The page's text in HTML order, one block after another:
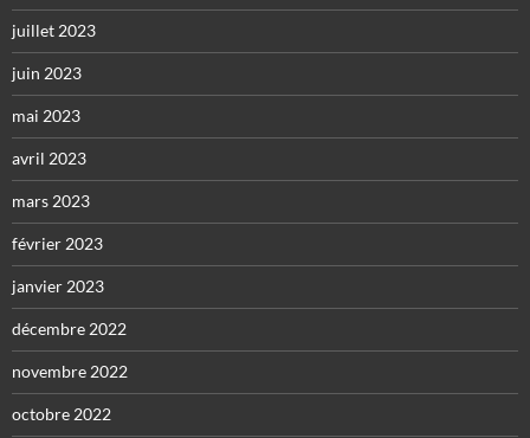
juillet 2023
juin 2023
mai 2023
avril 2023
mars 2023
février 2023
janvier 2023
décembre 2022
novembre 2022
octobre 2022